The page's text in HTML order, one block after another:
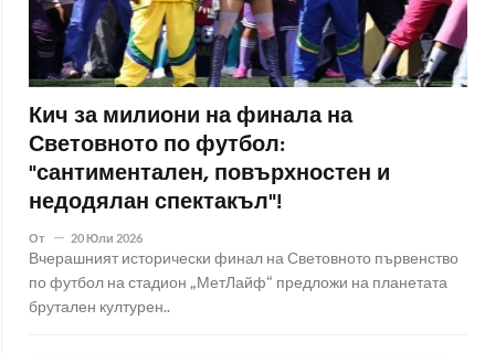
Кич за милиони на финала на
Световното по футбол:
"сантиментален, повърхностен и
недодялан спектакъл"!
От 20 Юли 2026
Вчерашният исторически финал на Световното първенство
по футбол на стадион „МетЛайф“ предложи на планетата
брутален културен..